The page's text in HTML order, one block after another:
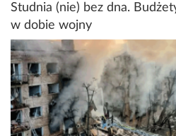
Studnia (nie) bez dna.
w dobie wojny